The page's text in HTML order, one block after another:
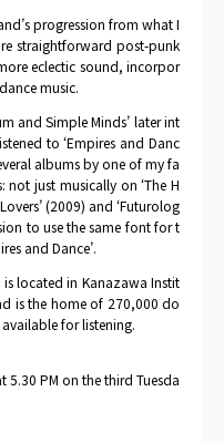
progression from what I
straightforward post-punk
eclectic sound, incorpor
music.
and Simple Minds’ later int
to ‘Empires and Danc
albums by one of my fa
not just musically on ‘The H
(2009) and ‘Futurolog
to use the same font for t
and Dance’.
located in Kanazawa Instit
is the home of 270,000 do
for listening.
5.30 PM on the third Tuesda